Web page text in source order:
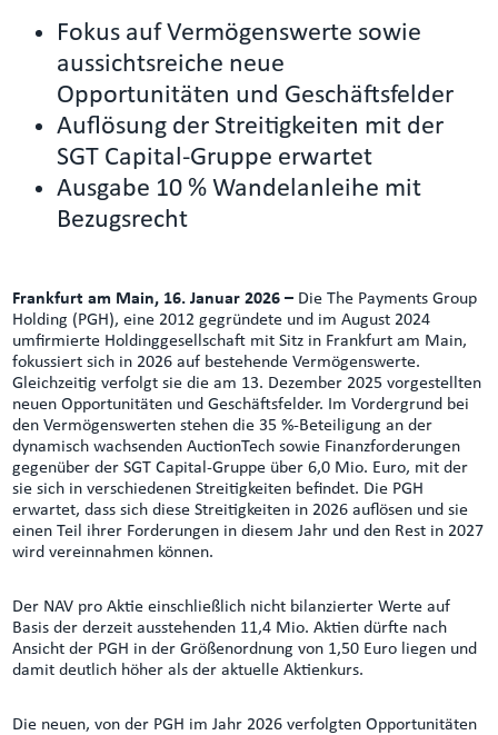
Fokus auf Vermögenswerte sowie
aussichtsreiche neue
Opportunitäten und Geschäftsfelder
Auflösung der Streitigkeiten mit der
SGT Capital-Gruppe erwartet
Ausgabe 10 % Wandelanleihe mit
Bezugsrecht
Frankfurt am Main, 16. Januar 2026 – Die The Payments Group
Holding (PGH), eine 2012 gegründete und im August 2024
umfirmierte Holdinggesellschaft mit Sitz in Frankfurt am Main,
fokussiert sich in 2026 auf bestehende Vermögenswerte.
Gleichzeitig verfolgt sie die am 13. Dezember 2025 vorgestellten
neuen Opportunitäten und Geschäftsfelder. Im Vordergrund bei
den Vermögenswerten stehen die 35 %-Beteiligung an der
dynamisch wachsenden AuctionTech sowie Finanzforderungen
gegenüber der SGT Capital-Gruppe über 6,0 Mio. Euro, mit der
sie sich in verschiedenen Streitigkeiten befindet. Die PGH
erwartet, dass sich diese Streitigkeiten in 2026 auflösen und sie
einen Teil ihrer Forderungen in diesem Jahr und den Rest in 2027
wird vereinnahmen können.
Der NAV pro Aktie einschließlich nicht bilanzierter Werte auf
Basis der derzeit ausstehenden 11,4 Mio. Aktien dürfte nach
Ansicht der PGH in der Größenordnung von 1,50 Euro liegen und
damit deutlich höher als der aktuelle Aktienkurs.
Die neuen, von der PGH im Jahr 2026 verfolgten Opportunitäten